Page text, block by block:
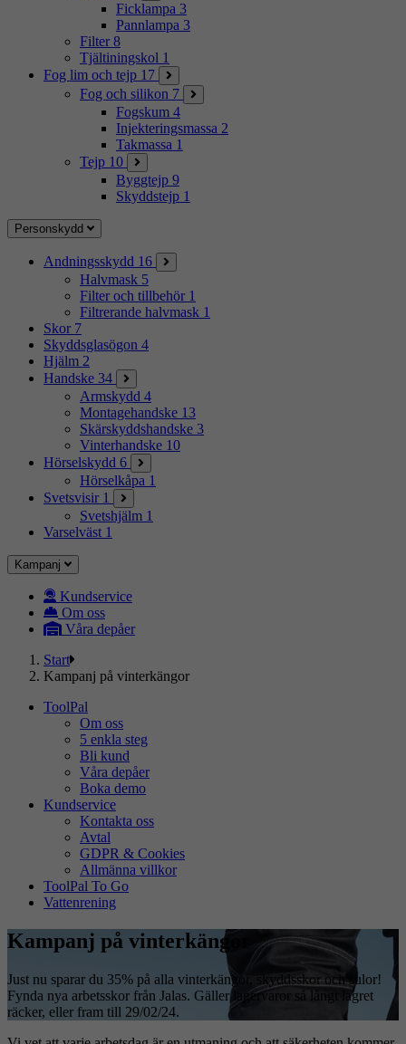
Ficklampa 3
Pannlampa 3
Filter 8
Tjältiningskol 1
Fog lim och tejp 17
Fog och silikon 7
Fogskum 4
Injekteringsmassa 2
Takmassa 1
Tejp 10
Byggtejp 9
Skyddstejp 1
Personskydd
Andningsskydd 16
Halvmask 5
Filter och tillbehör 1
Filtrerande halvmask 1
Skor 7
Skyddsglasögon 4
Hjälm 2
Handske 34
Armskydd 4
Montagehandske 13
Skärskyddshandske 3
Vinterhandske 10
Hörselskydd 6
Hörselkåpa 1
Svetsvisir 1
Svetshjälm 1
Varselväst 1
Kampanj
Kundservice
Om oss
Våra depåer
Start
Kampanj på vinterkängor
ToolPal
Om oss
5 enkla steg
Bli kund
Våra depåer
Boka demo
Kundservice
Kontakta oss
Avtal
GDPR & Cookies
Allmänna villkor
ToolPal To Go
Vattenrening
Kampanj på vinterkängor
Just nu sparar du 35% på alla vinterkängor, skyddsskor och sulor!
Fynda nya arbetsskor från Jalas. Gäller lagervaror så långt lagret
räcker, eller fram till 29/02/24.